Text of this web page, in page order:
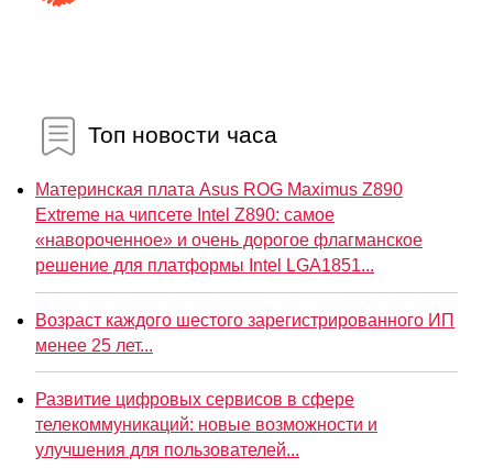
Топ новости часа
Материнская плата Asus ROG Maximus Z890
Extreme на чипсете Intel Z890: самое
«навороченное» и очень дорогое флагманское
решение для платформы Intel LGA1851...
Возраст каждого шестого зарегистрированного ИП
менее 25 лет...
Развитие цифровых сервисов в сфере
телекоммуникаций: новые возможности и
улучшения для пользователей...